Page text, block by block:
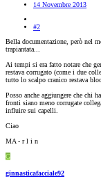
14 Novembre 2013
#2
Bella documentazione, però nel
trapiantata...
Ai tempi si era fatto notare che
restava corrugato (come i due
tutto lo scalpo cranico restava
Posso anche aggiungere che chi
fronti siano meno corrugate
influire sui capelli.
Ciao
MA - r l i n
G
ginnasticafacciale92